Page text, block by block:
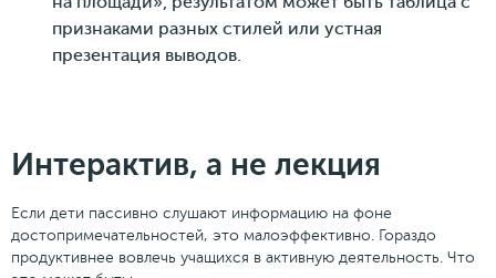
признаками разных стилей или устная
презентация выводов.
Интерактив, а не лекция
Если дети пассивно слушают информацию на фоне
достопримечательностей, это малоэффективно. Гораздо
продуктивнее вовлечь учащихся в активную деятельность. Что